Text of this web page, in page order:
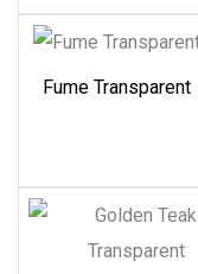
Fume Transparent